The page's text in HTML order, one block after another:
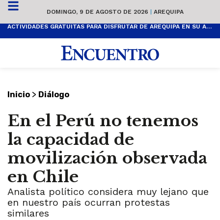
DOMINGO, 9 DE AGOSTO DE 2026 | AREQUIPA
ACTIVIDADES GRATUITAS PARA DISFRUTAR DE AREQUIPA EN SU ANIVERSARIO
Inicio > Diálogo
En el Perú no tenemos
la capacidad de
movilización observada
en Chile
Analista político considera muy lejano que
en nuestro país ocurran protestas
similares